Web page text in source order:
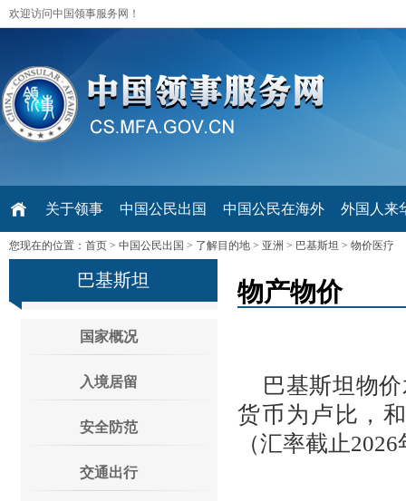
欢迎访问中国领事服务网！
关于领事 中国公民出国 中国公民在海外 外国人来
您现在的位置： 首页 > 中国公民出国 > 了解目的地 > 亚洲 > 巴基斯坦 > 物价医疗
巴基斯坦
国家概况
入境居留
安全防范
交通出行
物产物价
巴基斯坦物
货币为卢比，
（汇率截止2026